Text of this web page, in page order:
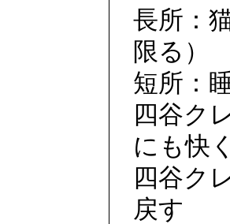
長所：
限る）
短所：
四谷ク
にも快
四谷ク
戻す